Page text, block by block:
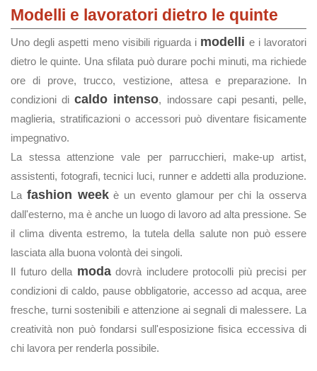
Modelli e lavoratori dietro le quinte
Uno degli aspetti meno visibili riguarda i modelli e i lavoratori
dietro le quinte. Una sfilata può durare pochi minuti, ma richiede
ore di prove, trucco, vestizione, attesa e preparazione. In
condizioni dicaldo intenso, indossare capi pesanti, pelle,
maglieria, stratificazioni o accessori può diventare fisicamente
impegnativo.
La stessa attenzione vale per parrucchieri, make-up artist,
assistenti, fotografi, tecnici luci, runner e addetti alla produzione.
La fashion weekè un evento glamour per chi la osserva
dall'esterno, ma è anche un luogo di lavoro ad alta pressione. Se
il clima diventa estremo, la tutela della salute non può essere
lasciata alla buona volontà dei singoli.
Il futuro della modadovrà includere protocolli più precisi per
condizioni di caldo, pause obbligatorie, accesso ad acqua, aree
fresche, turni sostenibili e attenzione ai segnali di malessere. La
creatività non può fondarsi sull'esposizione fisica eccessiva di
chi lavora per renderla possibile.